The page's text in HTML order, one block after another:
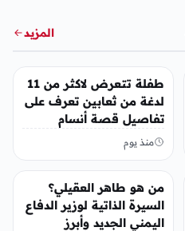
المزيد
أخبار محلية
طفلة تتعرض لاكثر من 11
لدغة من ثعابين تعرف على
تفاصيل قصة أنسام
العريقي
منذ يوم
من هو طاهر العقيلي؟
السيرة الذاتية لوزير الدفاع
اليمني الجديد وأبرز